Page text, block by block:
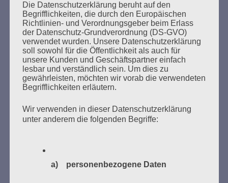
SUCHEN
NACH:
MARATHONLESUNG AUS DEN
Die Datenschutzerklärung beruht auf den
Begrifflichkeiten, die durch den Europäischen
Richtlinien- und Verordnungsgeber beim Erlass
der Datenschutz-Grundverordnung (DS-GVO)
verwendet wurden. Unsere Datenschutzerklärung
soll sowohl für die Öffentlichkeit als auch für
unsere Kunden und Geschäftspartner einfach
lesbar und verständlich sein. Um dies zu
gewährleisten, möchten wir vorab die verwendeten
Begrifflichkeiten erläutern.
Wir verwenden in dieser Datenschutzerklärung
unter anderem die folgenden Begriffe:
a) personenbezogene Daten